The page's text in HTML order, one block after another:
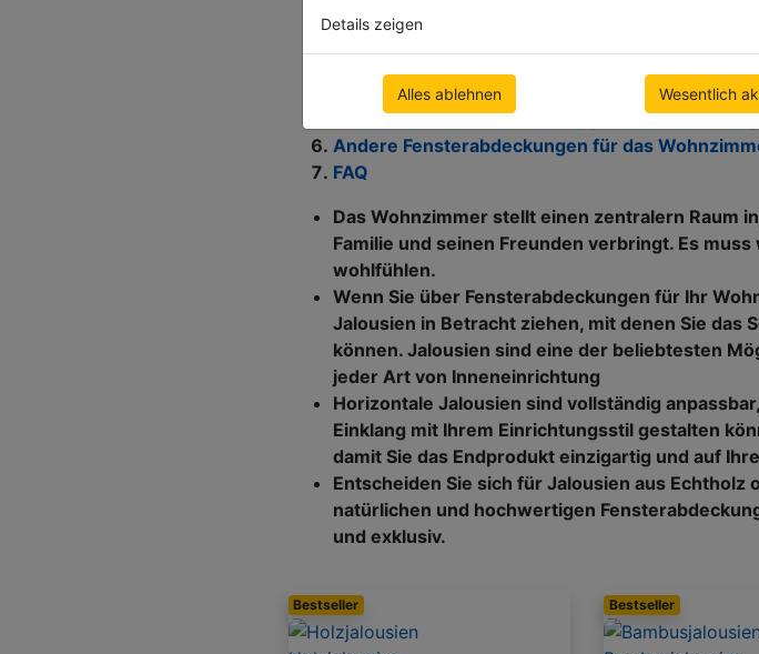
Details zeigen
Alles ablehnen Wesentlich
Jalousien - Arten und Beschreibungen
Maßgefertigte Jalousien für Ihr Wohnzimmer -
Vorteile von Jalousien in Ihrem Wohnzimmer
Modernes Wohnzimmer - Tipps, Trends und
Andere Fensterabdeckungen für das
FAQ
Das Wohnzimmer stellt einen zentralern Raum
Familie und seinen Freunden verbringt. Es
wohlfühlen.
Wenn Sie über Fensterabdeckungen für Ihr
Jalousien in Betracht ziehen, mit denen Sie das
können. Jalousien sind eine der beliebtesten
jeder Art von Inneneinrichtung
Horizontale Jalousien sind vollständig
Einklang mit Ihrem Einrichtungsstil gestalten
damit Sie das Endprodukt einzigartig und auf
Entscheiden Sie sich für Jalousien aus Echtholz
natürlichen und hochwertigen
und exklusiv.
Bestseller Bestseller